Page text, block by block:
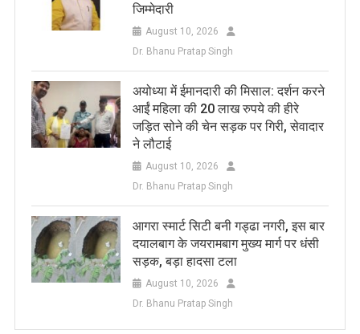
जिम्मेदारी
August 10, 2026
Dr. Bhanu Pratap Singh
अयोध्या में ईमानदारी की मिसाल: दर्शन करने
आईं महिला की 20 लाख रुपये की हीरे
जड़ित सोने की चेन सड़क पर गिरी, सेवादार
ने लौटाई
August 10, 2026
Dr. Bhanu Pratap Singh
आगरा स्मार्ट सिटी बनी गड्ढा नगरी, इस बार
दयालबाग के जयरामबाग मुख्य मार्ग पर धंसी
सड़क, बड़ा हादसा टला
August 10, 2026
Dr. Bhanu Pratap Singh